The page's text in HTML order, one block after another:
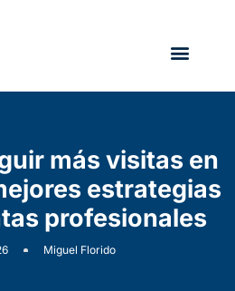
más visitas en
estrategias
profesionales
Miguel Florido